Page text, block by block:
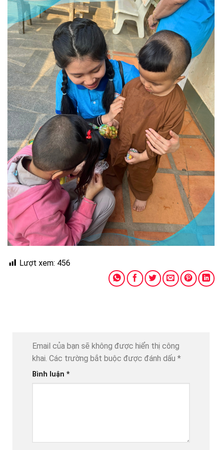
Lượt xem: 456
Email của bạn sẽ không được hiển thị công
khai. Các trường bắt buộc được đánh dấu *
Bình luận *